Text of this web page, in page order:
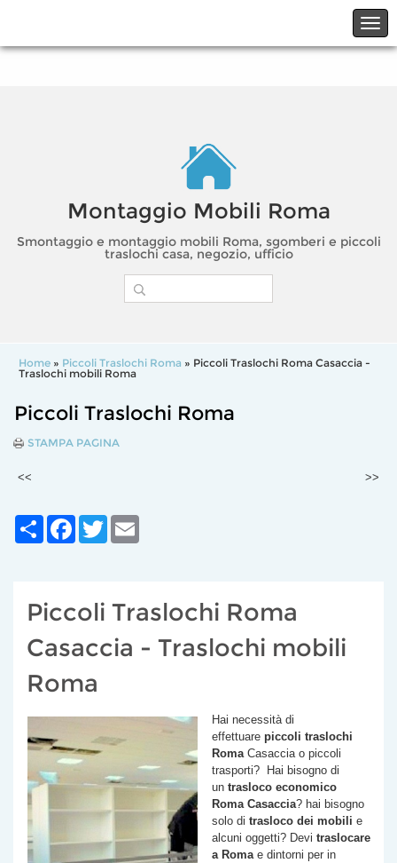
Montaggio Mobili Roma
Smontaggio e montaggio mobili Roma, sgomberi e piccoli
traslochi casa, negozio, ufficio
Home » Piccoli Traslochi Roma » Piccoli Traslochi Roma Casaccia -
Traslochi mobili Roma
Piccoli Traslochi Roma
STAMPA PAGINA
<< >>
Share FacebookTwitter
Piccoli Traslochi Roma
Casaccia - Traslochi mobili
Roma
Hai necessità di
effettuare piccoli traslochi
Roma Casacciao piccoli
trasporti? Hai bisogno di
un trasloco economico
Roma Casaccia? hai bisogno
solo di trasloco dei mobili e
alcuni oggetti? Devi traslocare
a Romae dintorni per in